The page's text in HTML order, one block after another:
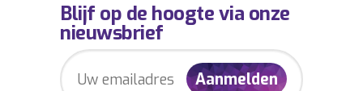
Blijf op de hoogte via onze
nieuwsbrief